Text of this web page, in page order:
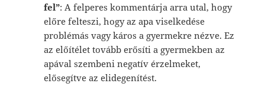
fel”: A felperes kommentárja arra utal, hogy
előre felteszi, hogy az apa viselkedése
problémás vagy káros a gyermekre nézve. Ez
az előítélet tovább erősíti a gyermekben az
apával szembeni negatív érzelmeket,
elősegítve az elidegenítést.